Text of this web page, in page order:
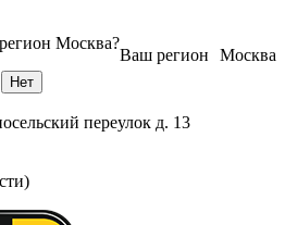
Москва
Ваш регион
Москва?
переулок д. 13